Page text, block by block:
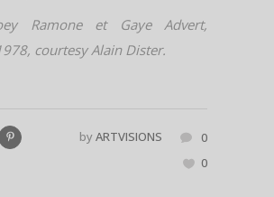
Ramone et Gaye Advert,
courtesy Alain Dister.
byARTVISIONS
0
0